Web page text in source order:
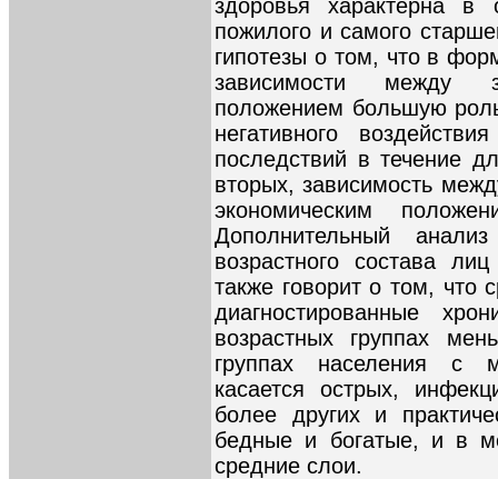
здоровья характерна в
пожилого и самого
гипотезы о том, что в
зависимости между
положением большую
негативного
последствий в течение
вторых, зависимость
экономическим
Дополнительный
возрастного состава
также говорит о том,
диагностированные
возрастных группах
группах населения с
касается острых,
более других и
бедные и богатые, и в
средние слои.